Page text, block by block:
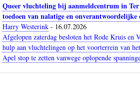
Queer vluchteling bij aanmeldcentrum in
toedoen van nalatige en onverantwoordelijke
Harry Westerink - 16.07.2026
Afgelopen zaterdag besloten het Rode Kruis en
hulp aan vluchtelingen op het voorterrein van
Apel stop te zetten vanwege oplopende